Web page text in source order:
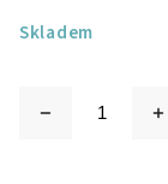
Skladem